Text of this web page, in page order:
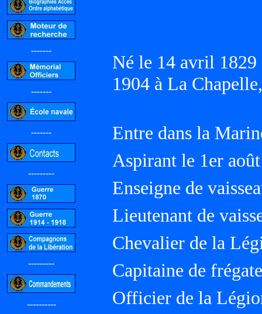
-------
-------
-------
---------
---------
----------
Né le 14 avril
1904 à La
Entre dans la
Aspirant le 1er
Enseigne de
Lieutenant de
Chevalier de la
Capitaine de
Officier de la